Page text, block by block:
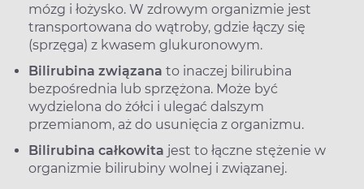
mózg i łożysko. W zdrowym organizmie jest
transportowana do wątroby, gdzie łączy się
(sprzęga) z kwasem glukuronowym.
Bilirubina związana to inaczej bilirubina
bezpośrednia lub sprzężona. Może być
wydzielona do żółci i ulegać dalszym
przemianom, aż do usunięcia z organizmu.
Bilirubina całkowita jest to łączne stężenie w
organizmie bilirubiny wolnej i związanej.